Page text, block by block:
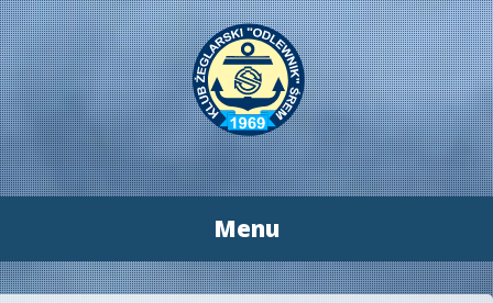
Menu
Przeskocz
do